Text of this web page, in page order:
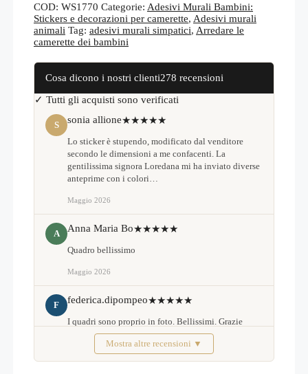
vacanza
WS1770
quantità
COD: WS1770 Categorie: Adesivi Murali Bambini:
Stickers e decorazioni per camerette, Adesivi murali
animali Tag: adesivi murali simpatici, Arredare le
camerette dei bambini
Cosa dicono i nostri clienti278 recensioni
✓ Tutti gli acquisti sono verificati
S sonia allione★★★★★
Lo sticker è stupendo, modificato dal venditore
secondo le dimensioni a me confacenti. La
gentilissima signora Loredana mi ha inviato diverse
anteprime con i colori…
Maggio 2026
A Anna Maria Bo★★★★★
Quadro bellissimo
Maggio 2026
F federica.dipompeo★★★★★
I quadri sono proprio in foto. Bellissimi. Grazie
Febbraio 2026Mostra altre recensioni ▼